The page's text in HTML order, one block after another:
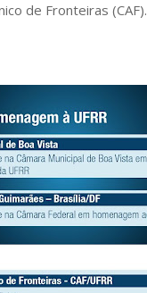
de Fronteiras (CAF).